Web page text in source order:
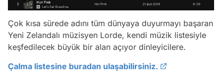
Çok kısa sürede adını tüm dünyaya duyurmayı başaran
Yeni Zelandalı müzisyen Lorde, kendi müzik listesiyle
keşfedilecek büyük bir alan açıyor dinleyicilere.
Çalma listesine buradan ulaşabilirsiniz.